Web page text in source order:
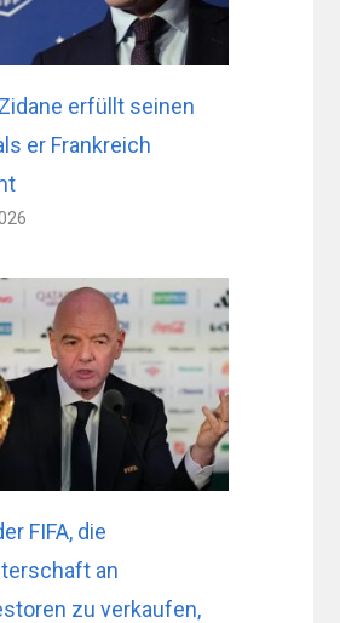
erfüllt seinen
er Frankreich
FIFA, die
an
zu verkaufen,